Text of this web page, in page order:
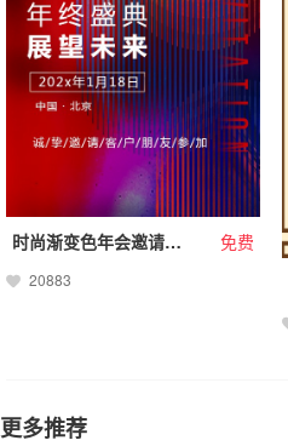
时尚渐变色年会邀请函年度盛典年终答谢会 免费
20883
更多推荐